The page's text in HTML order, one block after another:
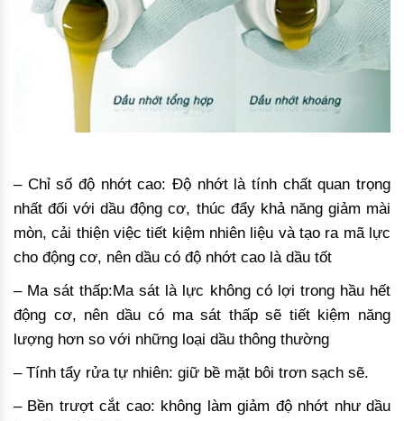
– Chỉ số độ nhớt cao: Độ nhớt là tính chất quan trọng
nhất đối với dầu động cơ, thúc đẩy khả năng giảm mài
mòn, cải thiện việc tiết kiệm nhiên liệu và tạo ra mã lực
cho động cơ, nên dầu có độ nhớt cao là dầu tốt
– Ma sát thấp:Ma sát là lực không có lợi trong hầu hết
động cơ, nên dầu có ma sát thấp sẽ tiết kiệm năng
lượng hơn so với những loại dầu thông thường
– Tính tẩy rửa tự nhiên: giữ bề mặt bôi trơn sạch sẽ.
– Bền trượt cắt cao: không làm giảm độ nhớt như dầu